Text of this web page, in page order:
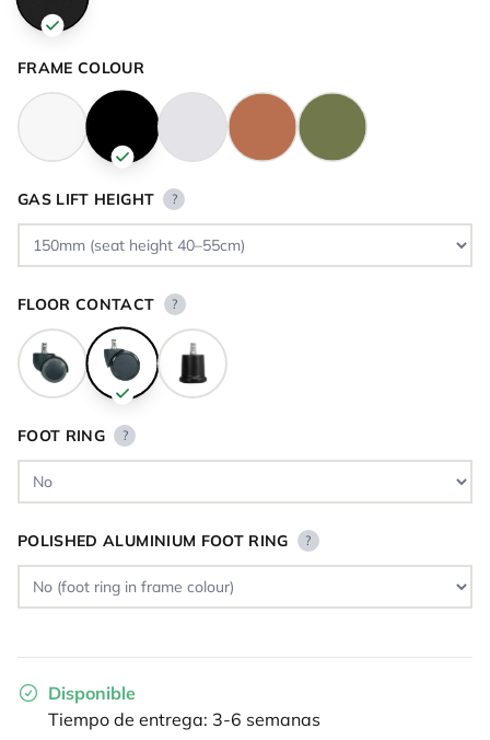
FRAME COLOUR
GAS LIFT HEIGHT ?
FLOOR CONTACT ?
FOOT RING ?
POLISHED ALUMINIUM FOOT RING ?
Disponible
Tiempo de entrega: 3-6 semanas